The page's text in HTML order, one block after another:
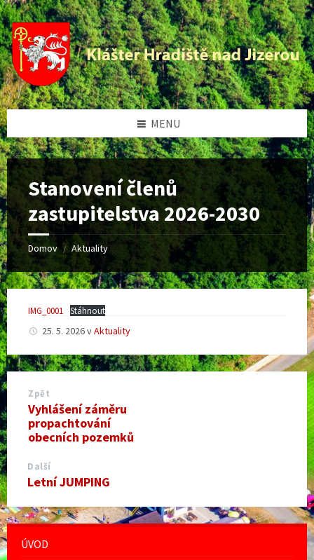
Preskočiť
na
obsah
Přeskočit
levý
panel
Preskočiť
na
pravý
panel
Přeskočit
na
patičku
MENU
Stanovení členů
zastupitelstva 2026-2030
Domov / Aktuality
IMG_0001 Stáhnout
25. 5. 2026vAktuality
Zpět
Vyhlášení záměru
propachtování
obecních pozemků
Další
Letní JUMPING
ÚVOD